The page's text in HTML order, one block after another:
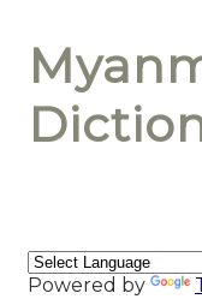
Powered by